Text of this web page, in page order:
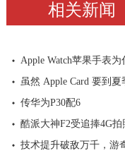
相关新闻
Apple Watch苹果手表
虽然 Apple Card 要到
传华为P30配6
酷派大神F2受追捧4G
技术提升破敌万千，游